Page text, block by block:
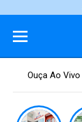
Ouça Ao Vivo